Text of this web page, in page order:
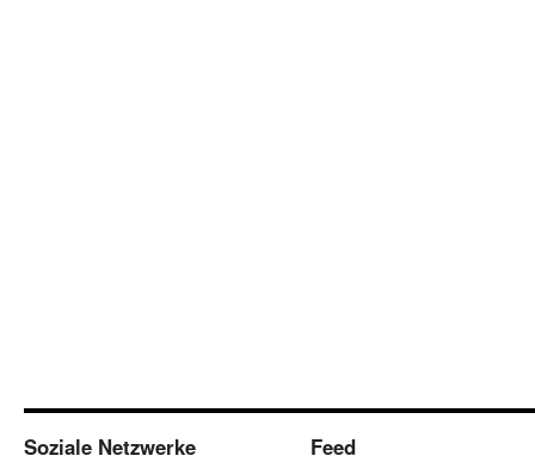
Soziale Netzwerke Feed